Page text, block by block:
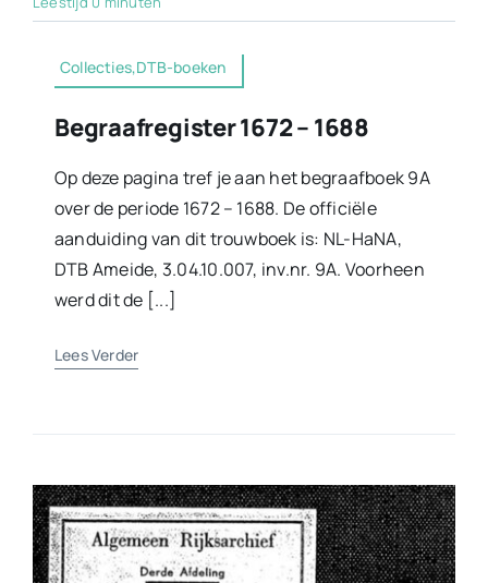
Collecties,DTB-boeken
Begraafregister 1672 – 1688
Op deze pagina tref je aan het begraafboek 9A
over de periode 1672 – 1688. De officiële
aanduiding van dit trouwboek is: NL-HaNA,
DTB Ameide, 3.04.10.007, inv.nr. 9A. Voorheen
werd dit de [...]
Lees Verder